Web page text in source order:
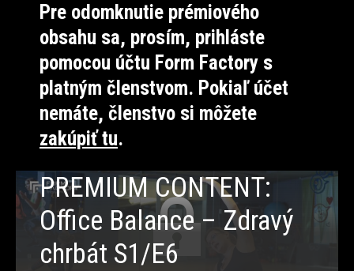
Pre odomknutie prémiového
obsahu sa, prosím, prihláste
pomocou účtu Form Factory s
platným členstvom. Pokiaľ účet
nemáte, členstvo si môžete
zakúpiť tu.
PREMIUM CONTENT:
Office Balance – Zdravý
chrbát S1/E6